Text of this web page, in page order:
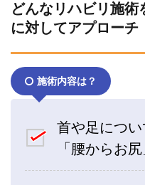
どんなリハビリ施術
に対してアプローチ
施術内容は？
首や足につい
「腰からお